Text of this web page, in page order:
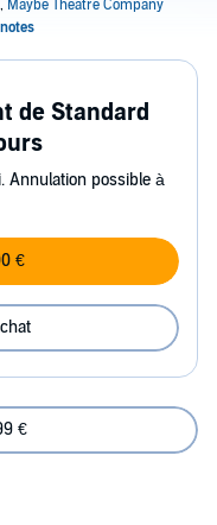
de Standard
Annulation possible à
€
€